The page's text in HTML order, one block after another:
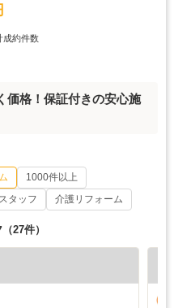
成約件数
価格！保証付きの安心施
1000件以上
タッフ 介護リフォーム
（27件）